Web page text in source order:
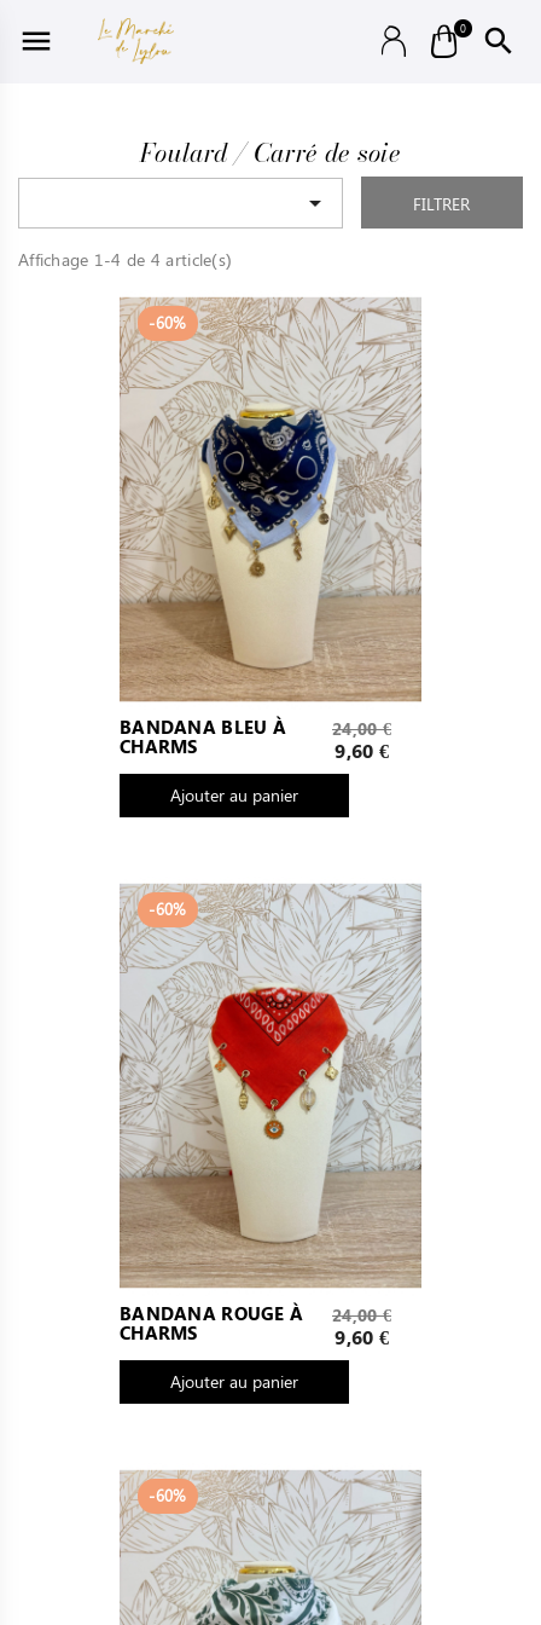
 0 
Foulard / Carré de soie
 FILTRER
Affichage 1-4 de 4 article(s)
BANDANA BLEU À
CHARMS
Prix
de
base
24,00 €
Prix
9,60 €
Ajouter au panier
-60%
BANDANA ROUGE À
CHARMS
Prix
de
base
24,00 €
Prix
9,60 €
Ajouter au panier
-60%
-60%